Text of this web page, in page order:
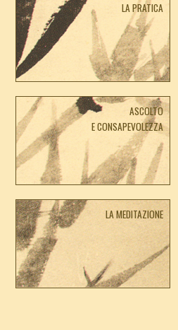
LA PRATICA
ASCOLTO
E CONSAPEVOLEZZA
LA MEDITAZIONE